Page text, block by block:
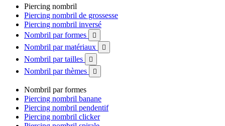
Piercing nombril
Piercing nombril de grossesse
Piercing nombril inversé
Nombril par formes

Nombril par matériaux 
Nombril par tailles 
Nombril par thèmes 
Nombril par formes
Piercing nombril banane
Piercing nombril pendentif
Piercing nombril clicker